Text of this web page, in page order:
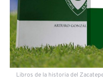
Libros de la historia del